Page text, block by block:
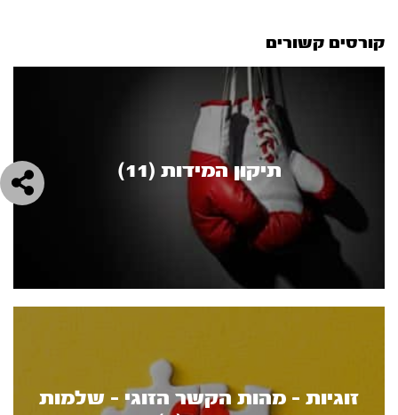
קורסים קשורים
תיקון המידות (11)
זוגיות - מהות הקשר הזוגי - שלמות